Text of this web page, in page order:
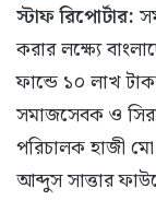
স্টাফ রিপোর্টার:
করার লক্ষ্যে
ফান্ডে ১০ লাখ
সমাজসেবক ও
পরিচালক হাজী
আব্দুস সাত্তার